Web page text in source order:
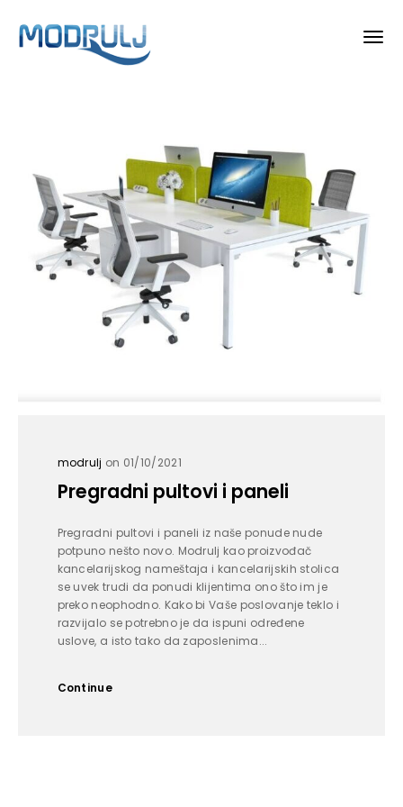
modrulj on 01/10/2021
Pregradni pultovi i paneli
Pregradni pultovi i paneli iz naše ponude nude
potpuno nešto novo. Modrulj kao proizvođač
kancelarijskog nameštaja i kancelarijskih stolica
se uvek trudi da ponudi klijentima ono što im je
preko neophodno. Kako bi Vaše poslovanje teklo i
razvijalo se potrebno je da ispuni određene
uslove, a isto tako da zaposlenima...
Continue